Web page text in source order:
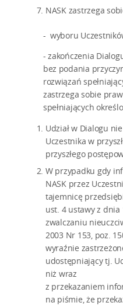
NASK zastrzega
- wyboru
- zakończenia
bez podania
rozwiązań
zastrzega sobie
spełniających
Udział w Dialogu
Uczestnika w
przyszłego
W przypadku gdy
NASK przez
tajemnicę
ust. 4 ustawy z
zwalczaniu
2003 Nr 153, poz.
wyraźnie
udostępniający tj.
niż wraz
z przekazaniem
na piśmie, że